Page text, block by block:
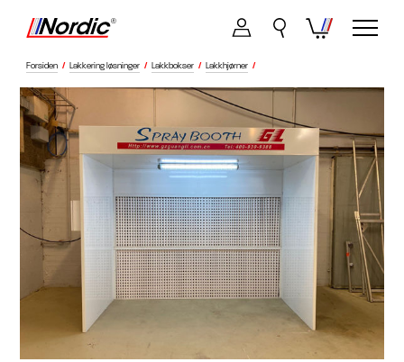
Forsiden / Lakkering løsninger / Lakkbokser / Lakkhjørner /